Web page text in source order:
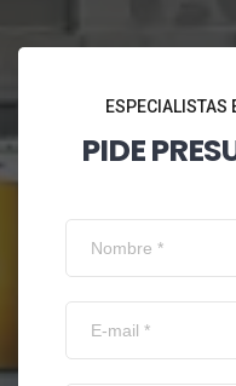
ESPECIALISTAS
PIDE